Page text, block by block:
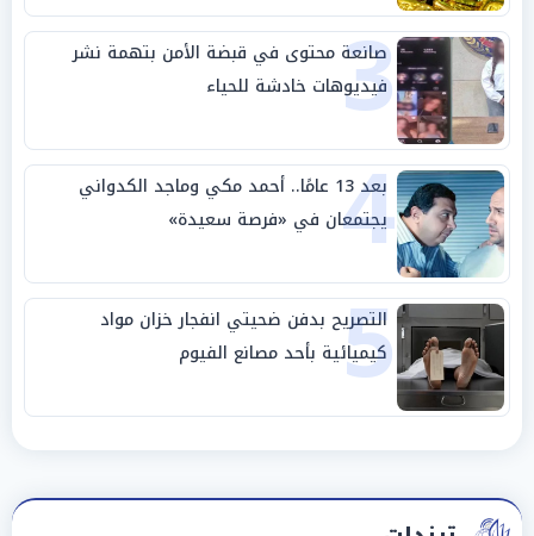
3
صانعة محتوى في قبضة الأمن بتهمة نشر
فيديوهات خادشة للحياء
4 بعد 13 عامًا.. أحمد مكي وماجد الكدواني
يجتمعان في «فرصة سعيدة»
5
التصريح بدفن ضحيتي انفجار خزان مواد
كيميائية بأحد مصانع الفيوم